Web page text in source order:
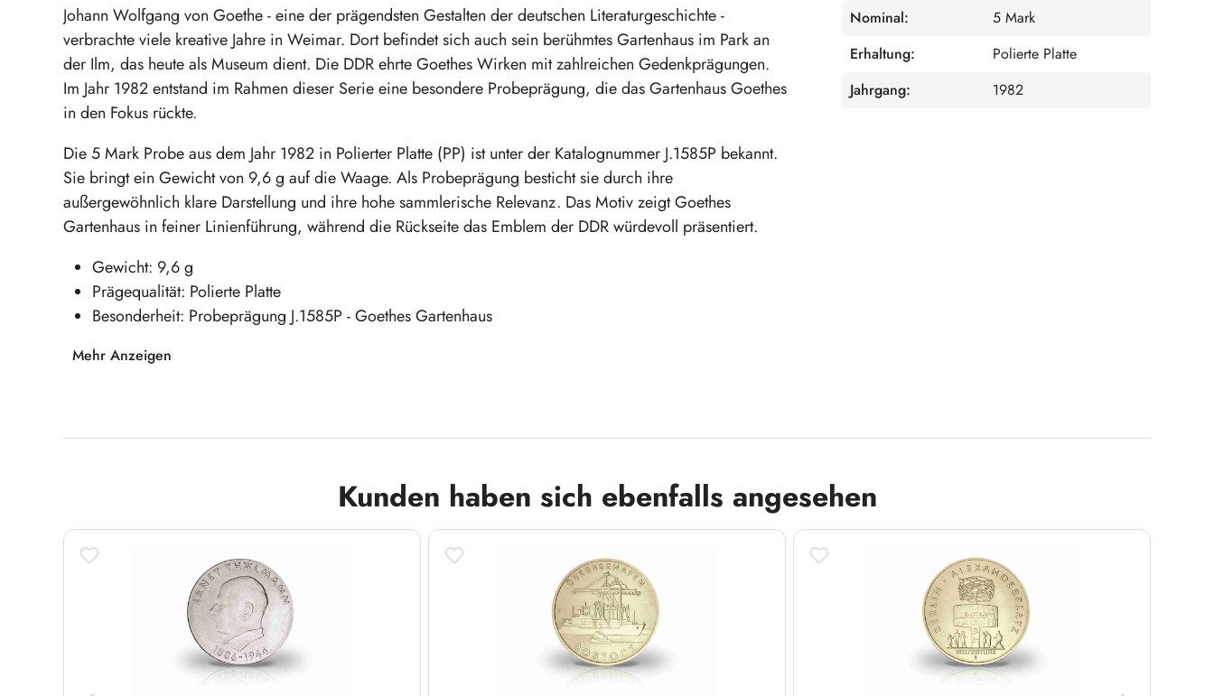
Johann Wolfgang von Goethe - eine der prägendsten Gestalten der deutschen Literaturgeschichte -
verbrachte viele kreative Jahre in Weimar. Dort befindet sich auch sein berühmtes Gartenhaus im Park an
der Ilm, das heute als Museum dient. Die DDR ehrte Goethes Wirken mit zahlreichen Gedenkprägungen.
Im Jahr 1982 entstand im Rahmen dieser Serie eine besondere Probeprägung, die das Gartenhaus Goethes
in den Fokus rückte.
Die 5 Mark Probe aus dem Jahr 1982 in Polierter Platte (PP) ist unter der Katalognummer J.1585P bekannt.
Sie bringt ein Gewicht von 9,6 g auf die Waage. Als Probeprägung besticht sie durch ihre
außergewöhnlich klare Darstellung und ihre hohe sammlerische Relevanz. Das Motiv zeigt Goethes
Gartenhaus in feiner Linienführung, während die Rückseite das Emblem der DDR würdevoll präsentiert.
Gewicht: 9,6 g
Prägequalität: Polierte Platte
Besonderheit: Probeprägung J.1585P - Goethes Gartenhaus
Sichern Sie sich diese seltene Probeprägung und holen Sie sich ein Stück deutscher
Nominal:
5 Mark
Erhaltung:
Polierte Platte
Jahrgang:
1982
Mehr Anzeigen
Kunden haben sich ebenfalls angesehen